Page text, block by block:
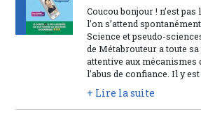
Coucou bonjour ! n’est pas
l’on s’attend
Science et pseudo-
de Métabrouteur a toute
attentive aux mécanismes
l’abus de confiance. Il y est
+ Lire la suite